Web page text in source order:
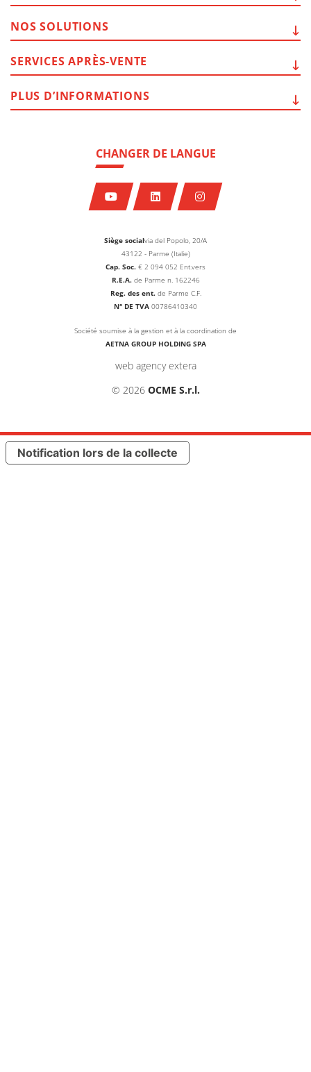
Siège socialvia del Popolo, 20/A
43122 - Parme (Italie)
Cap. Soc. € 2 094 052 Ent.vers
R.E.A.de Parme n. 162246
Reg. des ent.de Parme C.F.
N° DE TVA 00786410340
Société soumise à la gestion et à la coordination de
AETNA GROUP HOLDING SPA
web agency extera
© 2026 OCME S.r.l.
CHANGER DE LANGUE
NOS SOLUTIONS
SERVICES APRÈS-VENTE
PLUS D’INFORMATIONS
Notification lors de la collecte